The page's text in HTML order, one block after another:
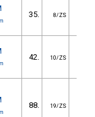
35. 8/ZS
42. 10/ZS
88. 19/ZS